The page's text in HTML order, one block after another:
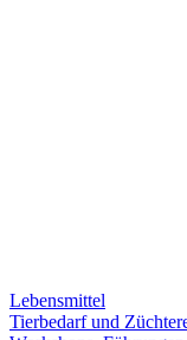
Lebensmittel
Tierbedarf und